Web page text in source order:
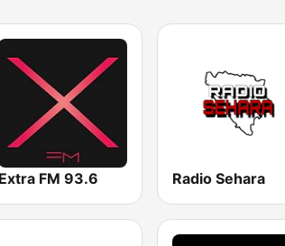
Extra FM 93.6 Radio Sehara